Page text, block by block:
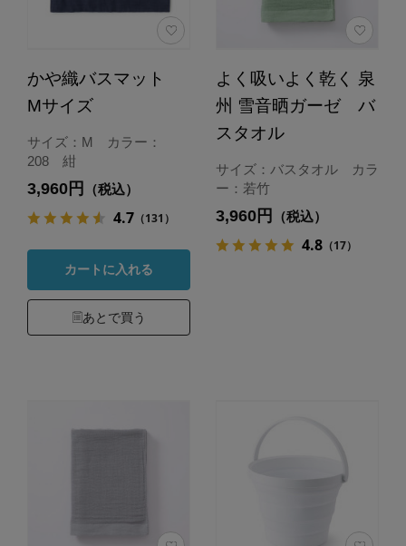
かや織バスマット
Mサイズ
サイズ：M カラー：
208 紺
3,960円 （税込）
4.7（131）
カートに入れる
あとで買う
よく吸いよく乾く 泉
州 雪音晒ガーゼ バ
スタオル
サイズ：バスタオル カラ
ー：若竹
3,960円 （税込）
4.8（17）